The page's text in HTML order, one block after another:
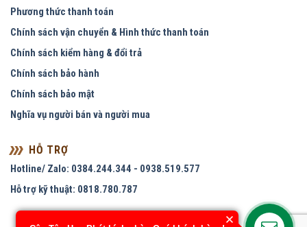
Phương thức thanh toán
Chính sách vận chuyển & Hình thức thanh toán
Chính sách kiểm hàng & đổi trả
Chính sách bảo hành
Chính sách bảo mật
Nghĩa vụ người bán và người mua
HỖ TRỢ
Hotline/ Zalo: 0384.244.344 - 0938.519.577
Hỗ trợ kỹ thuật: 0818.780.787